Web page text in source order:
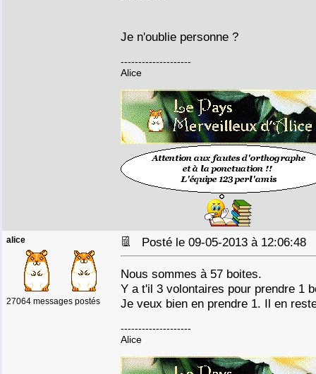
Je n'oublie personne ?
--------------------
Alice
alice
27064 messages postés
Posté le 09-05-2013 à 12:06:48
Nous sommes à 57 boites.
Y a t'il 3 volontaires pour prendre 1
Je veux bien en prendre 1. Il en
--------------------
Alice